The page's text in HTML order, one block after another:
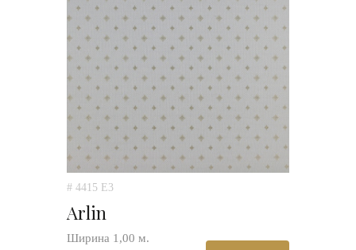
# 4415 E3
Arlin
Ширина 1,00 м.